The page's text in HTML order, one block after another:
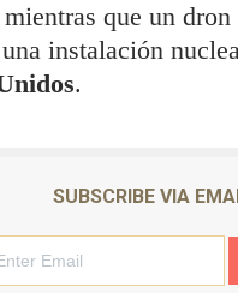
mientras que un
instalación
.
SUBSCRIBE VIA